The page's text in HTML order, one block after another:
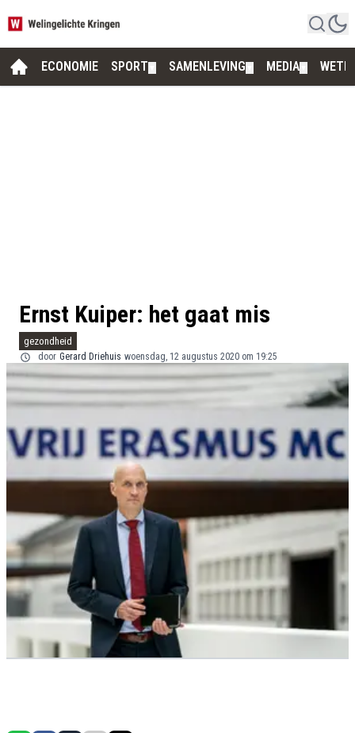
ECONOMIE SPORT SAMENLEVING MEDIA
Ernst Kuiper: het gaat mis
gezondheid
door Gerard Driehuis woensdag, 12 augustus 2020 om 19:25